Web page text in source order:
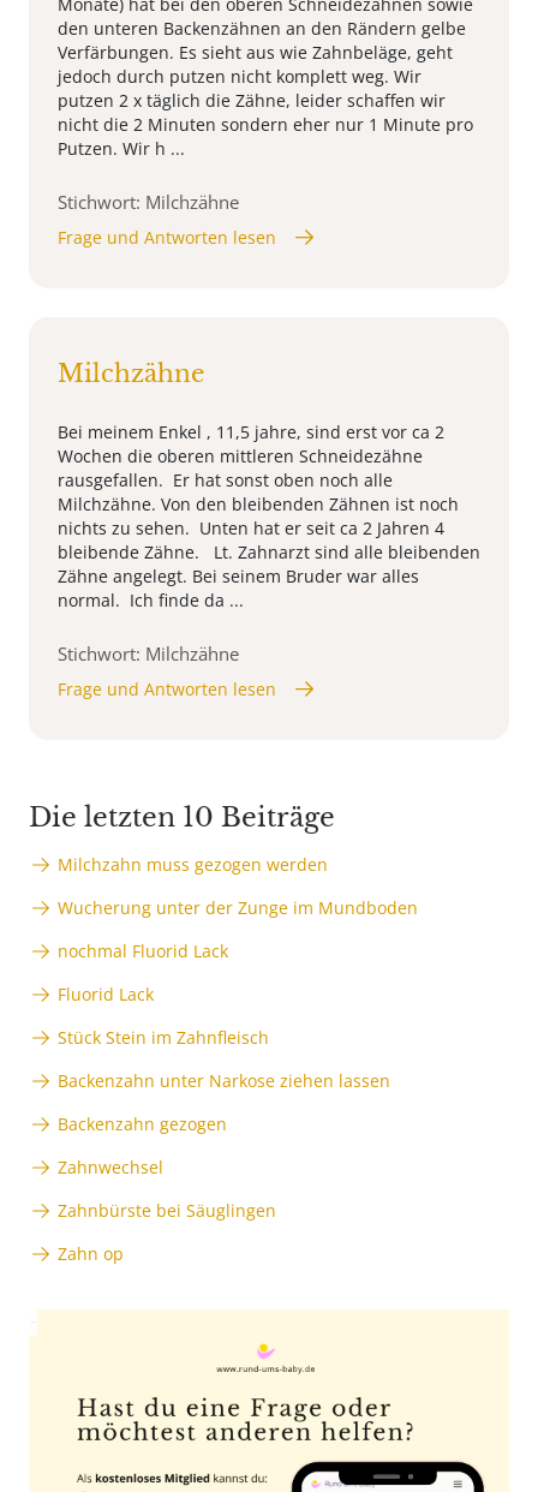
den unteren Backenzähnen an den Rändern gelbe
Verfärbungen. Es sieht aus wie Zahnbeläge, geht
jedoch durch putzen nicht komplett weg. Wir
putzen 2 x täglich die Zähne, leider schaffen wir
nicht die 2 Minuten sondern eher nur 1 Minute pro
Putzen. Wir h ...
Stichwort: Milchzähne
Frage und Antworten lesen
Milchzähne
Bei meinem Enkel , 11,5 jahre, sind erst vor ca 2
Wochen die oberen mittleren Schneidezähne
rausgefallen. Er hat sonst oben noch alle
Milchzähne. Von den bleibenden Zähnen ist noch
nichts zu sehen. Unten hat er seit ca 2 Jahren 4
bleibende Zähne. Lt. Zahnarzt sind alle bleibenden
Zähne angelegt. Bei seinem Bruder war alles
normal. Ich finde da ...
Stichwort: Milchzähne
Frage und Antworten lesen
Die letzten 10 Beiträge
Milchzahn muss gezogen werden
Wucherung unter der Zunge im Mundboden
nochmal Fluorid Lack
Fluorid Lack
Stück Stein im Zahnfleisch
Backenzahn unter Narkose ziehen lassen
Backenzahn gezogen
Zahnwechsel
Zahnbürste bei Säuglingen
Zahn op